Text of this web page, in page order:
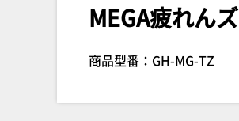
MEGA疲れんズ
商品型番：GH-MG-TZ